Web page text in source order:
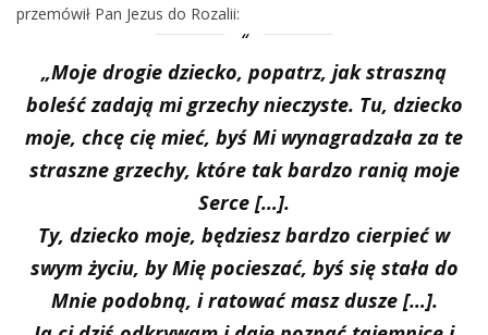
przemówił Pan Jezus do Rozalii:
„Moje drogie dziecko, popatrz, jak straszną
boleść zadają mi grzechy nieczyste. Tu, dziecko
moje, chcę cię mieć, byś Mi wynagradzała za te
straszne grzechy, które tak bardzo ranią moje
Serce […].
Ty, dziecko moje, będziesz bardzo cierpieć w
swym życiu, by Mię pocieszać, byś się stała do
Mnie podobną, i ratować masz dusze […].